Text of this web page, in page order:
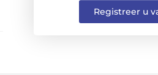
Registreer u